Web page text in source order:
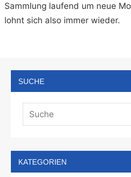
Sammlung laufend um neue
lohnt sich also immer wieder.
SUCHE
KATEGORIEN